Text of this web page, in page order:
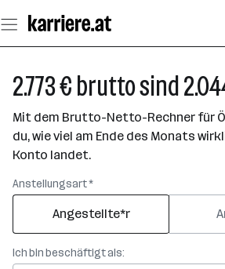
Seiteninhalt
springen
2.773 € brutto sind
Mit dem Brutto-Netto-Rechner für
du, wie viel am Ende des Monats
Konto landet.
Anstellungsart *
Angestellte*r
Ich bin beschäftigt als: